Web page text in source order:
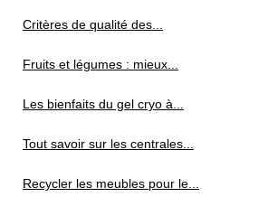
Critères de qualité des...
Fruits et légumes : mieux...
Les bienfaits du gel cryo à...
Tout savoir sur les centrales...
Recycler les meubles pour le...